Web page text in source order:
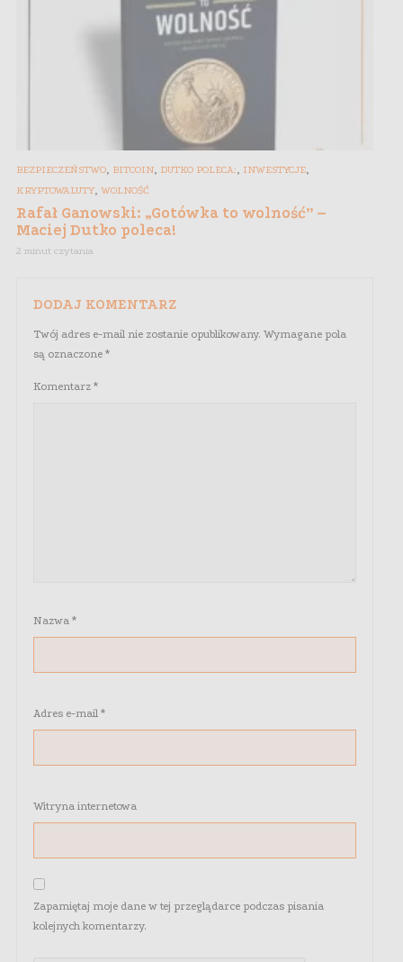
BEZPIECZEŃSTWO, BITCOIN, DUTKO POLECA:, INWESTYCJE,
KRYPTOWALUTY, WOLNOŚĆ
Rafał Ganowski: „Gotówka to wolność” –
Maciej Dutko poleca!
2 minut czytania
DODAJ KOMENTARZ
Twój adres e-mail nie zostanie opublikowany. Wymagane pola
są oznaczone *
Komentarz *
Nazwa *
Adres e-mail *
Witryna internetowa
Zapamiętaj moje dane w tej przeglądarce podczas pisania
kolejnych komentarzy.